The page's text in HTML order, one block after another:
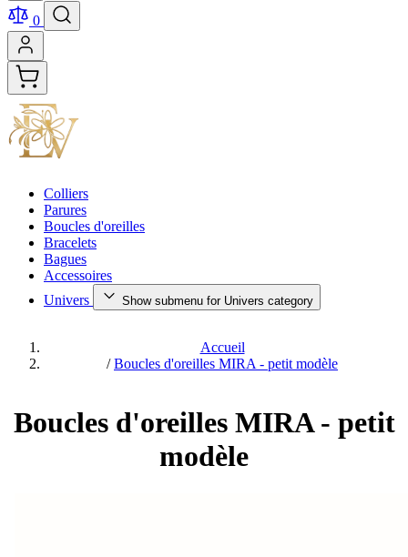
0
Colliers
Parures
Boucles d'oreilles
Bracelets
Bagues
Accessoires
Univers
Show submenu for Univers category
Accueil
/ Boucles d'oreilles MIRA - petit modèle
Boucles d'oreilles MIRA - petit
modèle